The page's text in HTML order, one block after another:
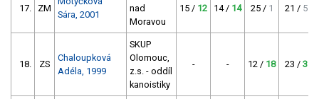
17. ZM
Sára, 2001
nad
Moravou
15 / 12 14 / 14 25 / 1 21 / 5
18. ZS
Chaloupková
Adéla, 1999
SKUP
Olomouc,
z.s. - oddíl
kanoistiky
- - 12 / 18 23 / 3